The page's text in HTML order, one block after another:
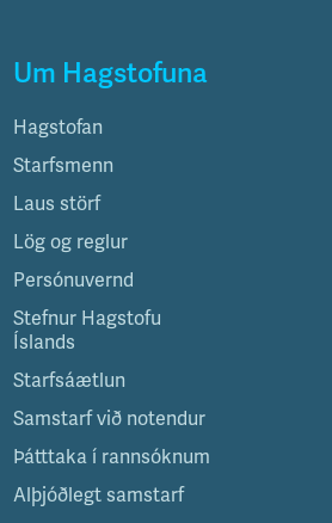
Um Hagstofuna
Hagstofan
Starfsmenn
Laus störf
Lög og reglur
Persónuvernd
Stefnur Hagstofu
Íslands
Starfsáætlun
Samstarf við notendur
Þátttaka í rannsóknum
Alþjóðlegt samstarf